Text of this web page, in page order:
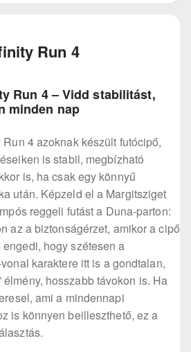
Run 4
Run 4 – Vidd stabilitást,
minden nap
4 azoknak készült futócipő,
is stabil, megbízható
is, ha csak egy könnyű
után. Képzeld el a Margitsziget
reggeli futást a Duna-parton:
az a biztonságérzet, amikor a cipő
hogy szétesen a
karaktere itt is a gondtalan,
élmény, hosszabb távokon is. Ha
ami a mindennapi
is könnyen beilleszthető, ez a